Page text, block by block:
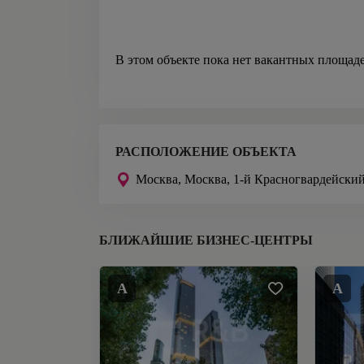
В этом объекте пока нет вакантных
РАСПОЛОЖЕНИЕ ОБЪЕКТА
Москва, Москва, 1-й
БЛИЖАЙШИЕ БИЗНЕС-ЦЕНТРЫ
A A